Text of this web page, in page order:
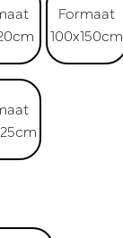
Formaat
100x150cm